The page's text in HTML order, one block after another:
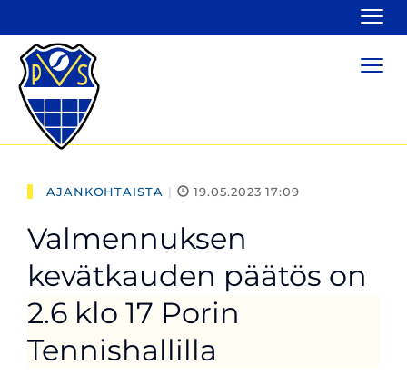
AJANKOHTAISTA | 19.05.2023 17:09
Valmennuksen
kevätkauden päätös on
2.6 klo 17 Porin
Tennishallilla